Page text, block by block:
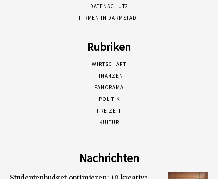
DATENSCHUTZ
FIRMEN IN DARMSTADT
Rubriken
WIRTSCHAFT
FINANZEN
PANORAMA
POLITIK
FREIZEIT
KULTUR
Nachrichten